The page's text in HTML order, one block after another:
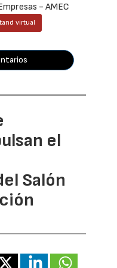
- AMEC
virtual
el
Salón